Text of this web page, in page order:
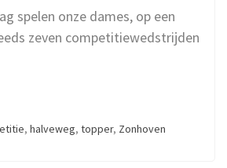
spelen onze dames, op een
zeven competitiewedstrijden
, halveweg, topper, Zonhoven